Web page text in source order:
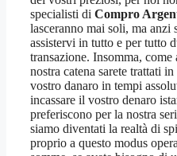
specialisti di Compro
lasceranno mai soli, ma anzi
assistervi in tutto e per tutto
transazione. Insomma,
nostra catena sarete trattati
vostro danaro in tempi
incassare il vostro denaro
preferiscono per la nostra
siamo diventati la realtà di
proprio a questo modus